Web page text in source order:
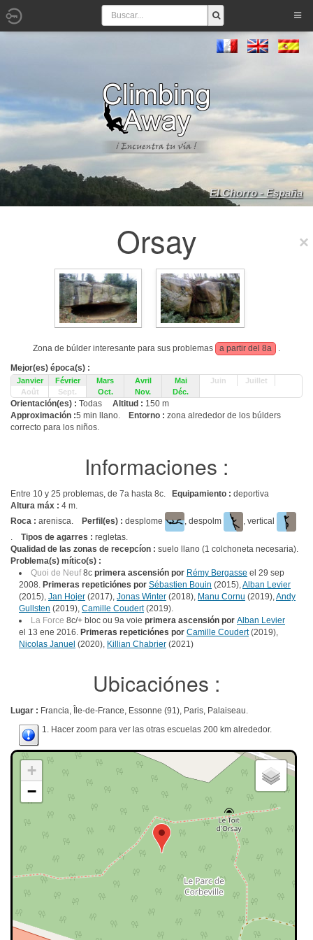
El Chorro - España
Orsay
Zona de búlder interesante para sus problemas a partir del 8a
.
Mejor(es) época(s) :
Janvier Février Mars Avril Mai Juin
Juillet
Août
Sept. Oct. Nov. Déc.
Orientación(es) : Todas Altitud : 150 m
Approximación :5 min llano. Entorno : zona alrededor de los búlders
correcto para los niños.
Informaciones :
Entre 10 y 25 problemas, de 7a hasta 8c. Equipamiento : deportiva
Altura máx : 4 m.
Roca : arenisca. Perfil(es) : desplome , despolm
, vertical
. Tipos de agarres : regletas.
Qualidad de las zonas de recepcíon : suelo llano (1 colchoneta necesaria).
Problema(s) mítico(s) :
Quoi de Neuf8c primera ascensión por Rémy Bergasse el 29 sep
2008. Primeras repeticiónes por Sébastien Bouin (2015),Alban Levier
(2015), Jan Hojer (2017), Jonas Winter (2018), Manu Cornu (2019),Andy
Gullsten (2019), Camille Coudert(2019).
La Force 8c/+ bloc ou 9a voie primera ascensión por Alban Levier
el 13 ene 2016. Primeras repeticiónes por Camille Coudert(2019),
Nicolas Januel (2020), Killian Chabrier (2021)
Ubicaciónes :
Lugar : Francia, Île-de-France, Essonne (91), Paris, Palaiseau.
1. Hacer zoom para ver las otras escuelas 200 km alrededor.
+
−